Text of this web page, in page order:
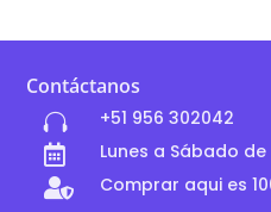
Contáctanos
 +51 956 302042
 Lunes a Sábado
 Comprar aqui es